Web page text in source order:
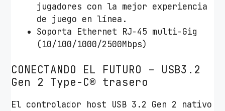
jugadores con la mejor experiencia
de juego en línea.
Soporta Ethernet RJ-45 multi-Gig
(10/100/1000/2500Mbps)
CONECTANDO EL FUTURO – USB3.2
Gen 2 Type-C® trasero
El controlador host USB 3.2 Gen 2 nativo